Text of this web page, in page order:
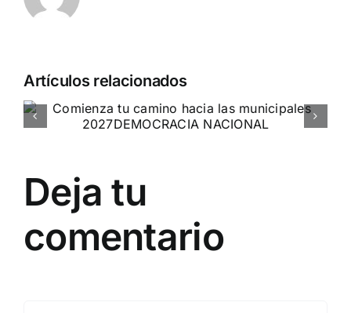
Artículos relacionados
Entrevista a Jennifer Amaro
Deja tu
comentario